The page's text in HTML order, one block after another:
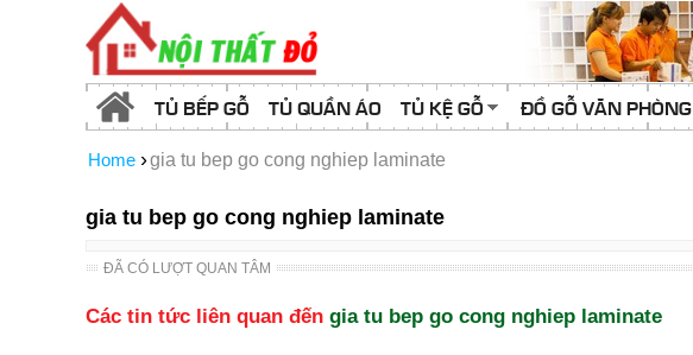
TỦ BẾP GỖ TỦ QUẦN ÁO TỦ KỆ GỖ ĐỒ GỖ VĂN PHÒNG
Home ›gia tu bep go cong nghiep laminate
gia tu bep go cong nghiep laminate
ĐÃ CÓ LƯỢT QUAN TÂM
Các tin tức liên quan đến gia tu bep go cong nghiep laminate